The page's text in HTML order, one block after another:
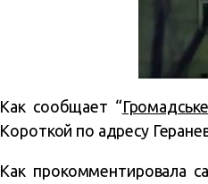
Как сообщает “
Короткой по адресу
Как прокомментировала